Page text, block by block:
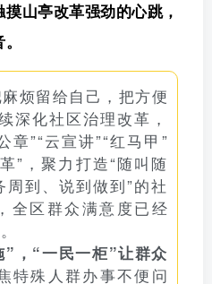
山亭改革强劲的心跳，
烦留给自己，把方便
深化社区治理改革，
章”“云宣讲”“红马甲”
”，聚力打造“随叫随
到、说到做到”的社
全区群众满意度已经
，“一民一柜”让群众
特殊人群办事不便问
登录
微信登录
即表示同意用户协议